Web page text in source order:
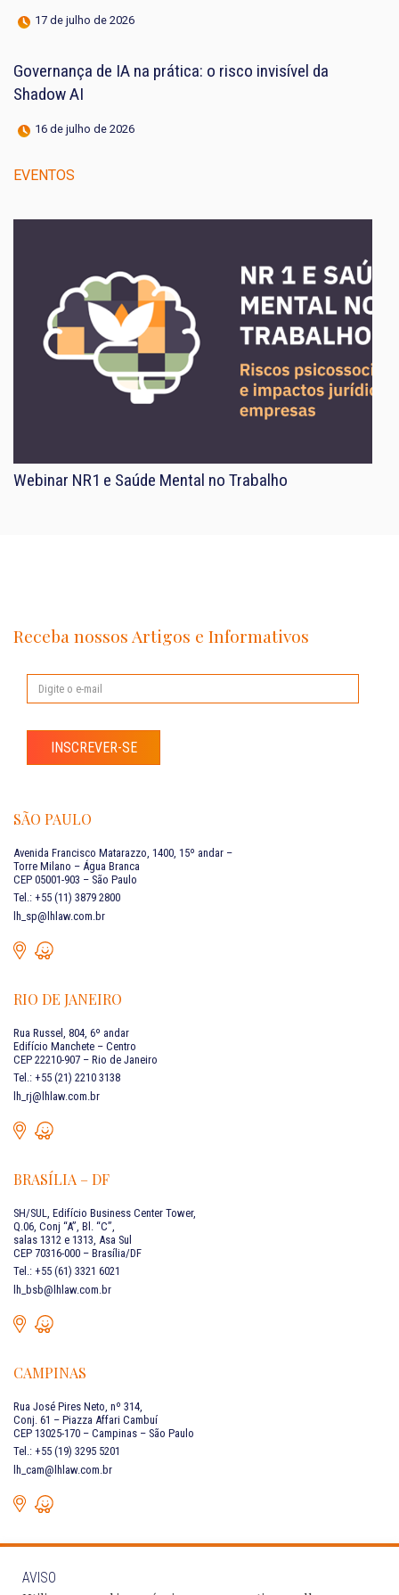
17 de julho de 2026
Governança de IA na prática: o risco invisível da
Shadow AI
16 de julho de 2026
EVENTOS
Webinar NR1 e Saúde Mental no Trabalho
Receba nossos Artigos e Informativos
INSCREVER-SE
SÃO PAULO
Avenida Francisco Matarazzo, 1400, 15º andar –
Torre Milano – Água Branca
CEP 05001-903 – São Paulo
Tel.: +55 (11) 3879 2800
lh_sp@lhlaw.com.br
RIO DE JANEIRO
Rua Russel, 804, 6º andar
Edifício Manchete – Centro
CEP 22210-907 – Rio de Janeiro
Tel.: +55 (21) 2210 3138
lh_rj@lhlaw.com.br
BRASÍLIA – DF
SH/SUL, Edifício Business Center Tower,
Q.06, Conj “A”, Bl. “C”,
salas 1312 e 1313, Asa Sul
CEP 70316-000 – Brasília/DF
Tel.: +55 (61) 3321 6021
lh_bsb@lhlaw.com.br
CAMPINAS
Rua José Pires Neto, nº 314,
Conj. 61 – Piazza Affari Cambuí
CEP 13025-170 – Campinas – São Paulo
Tel.: +55 (19) 3295 5201
lh_cam@lhlaw.com.br
FALE CONOSCO
AVISO